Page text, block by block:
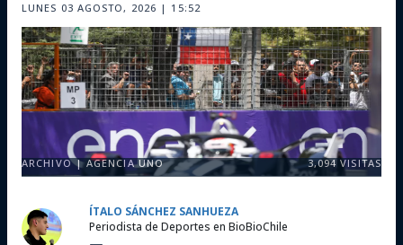
LUNES 03 AGOSTO, 2026 | 15:52
ARCHIVO | AGENCIA UNO 3,094 VISITAS
ÍTALO SÁNCHEZ SANHUEZA
Periodista de Deportes en BioBioChile